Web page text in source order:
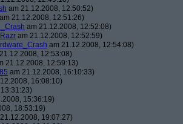
am 21.12.2008, 12:50:52)
am 21.12.2008, 12:51:26)
am 21.12.2008, 12:52:08)
am 21.12.2008, 12:52:59)
am 21.12.2008, 12:54:08)
12:53:08)
21.12.2008, 12:59:13)
am 21.12.2008, 16:10:33)
16:08:10)
15:36:19)
18:53:19)
19:07:27)